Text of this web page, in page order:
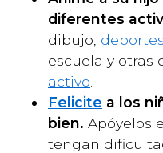
diferentes
dibujo, deportes
escuela y otras
activo
Felicite a los
bien. Apóyelos
tengan